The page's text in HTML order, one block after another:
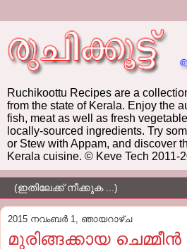
Ruchikoottu Recipes are a
from the state of Kerala. Enjoy the
fish, meat as well as fresh
locally-sourced ingredients. Try
or Stew with Appam, and discover
Kerala cuisine. © Keve Tech 2011-
2015 നവംബർ 1, ഞായറാഴ്‌ച
മുരിങ്ങക്കായ ചെമ്മീൻ